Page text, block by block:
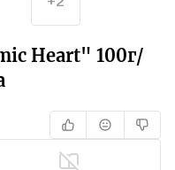
Heart" 100г/